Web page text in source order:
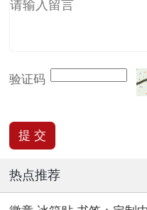
验证码
热点推荐